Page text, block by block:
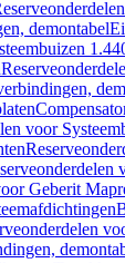
demontabel
voor
Geberit